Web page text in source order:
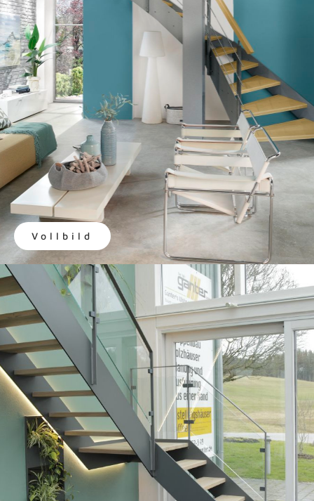
Vollbild